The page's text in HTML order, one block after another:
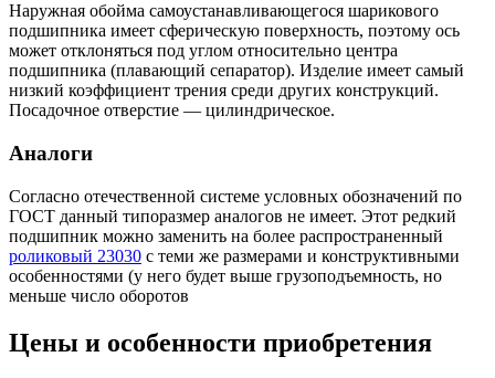
Наружная обойма самоустанавливающегося шарикового
подшипника имеет сферическую поверхность, поэтому ось
может отклоняться под углом относительно центра
подшипника (плавающий сепаратор). Изделие имеет самый
низкий коэффициент трения среди других конструкций.
Посадочное отверстие — цилиндрическое.
Аналоги
Согласно отечественной системе условных обозначений по
ГОСТ данный типоразмер аналогов не имеет. Этот редкий
подшипник можно заменить на более распространенный
роликовый 23030 с теми же размерами и конструктивными
особенностями (у него будет выше грузоподъемность, но
меньше число оборотов
Цены и особенности приобретения